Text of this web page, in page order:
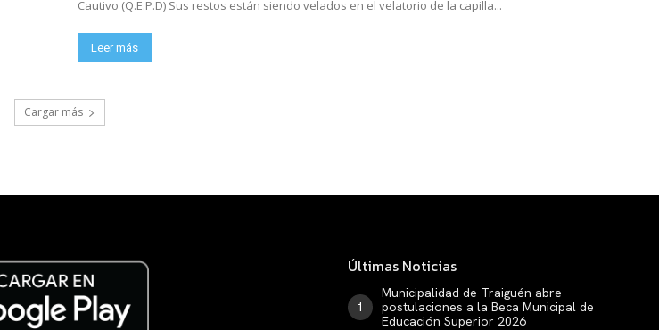
Cautivo (Q.E.P.D) Sus restos están siendo velados en el velatorio de la capilla...
Leer más
Cargar más
Últimas Noticias
Municipalidad de Traiguén abre
postulaciones a la Beca Municipal de
Educación Superior 2026